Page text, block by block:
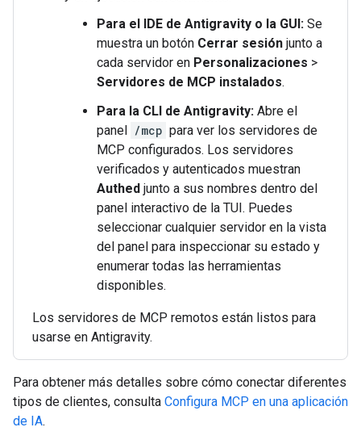
Para el IDE de Antigravity o la GUI: Se
muestra un botón Cerrar sesión junto a
cada servidor en Personalizaciones >
Servidores de MCP instalados.
Para la CLI de Antigravity: Abre el
panel /mcp para ver los servidores de
MCP configurados. Los servidores
verificados y autenticados muestran
Authed junto a sus nombres dentro del
panel interactivo de la TUI. Puedes
seleccionar cualquier servidor en la vista
del panel para inspeccionar su estado y
enumerar todas las herramientas
disponibles.
Los servidores de MCP remotos están listos para
usarse en Antigravity.
Para obtener más detalles sobre cómo conectar diferentes
tipos de clientes, consulta Configura MCP en una aplicación
de IA.